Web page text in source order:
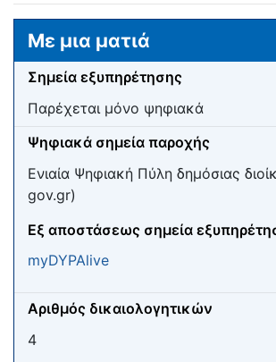
Μετάβαση σε: πλοήγηση
Με μια ματιά
Σημεία εξυπηρέτησης
Παρέχεται μόνο ψηφιακά
Ψηφιακά σημεία παροχής
Ενιαία Ψηφιακή Πύλη δημόσιας
gov.gr)
Eξ αποστάσεως σημεία
myDYPAlive
Αριθμός δικαιολογητικών
4